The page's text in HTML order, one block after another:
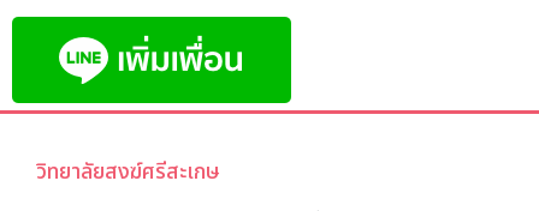
วิทยาลัยสงฆ์ศรีสะเกษ